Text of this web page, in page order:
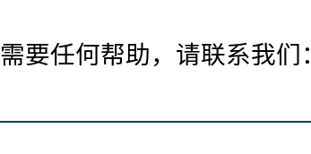
需要任何帮助，请联系我们：